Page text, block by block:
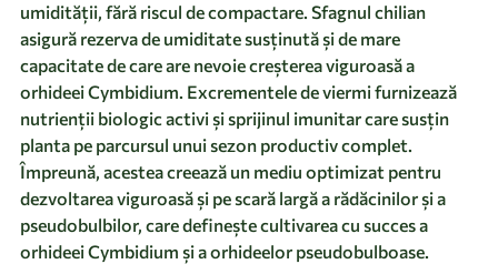
umidității, fără riscul de compactare. Sfagnul chilian
asigură rezerva de umiditate susținută și de mare
capacitate de care are nevoie creșterea viguroasă a
orhideei Cymbidium. Excrementele de viermi furnizează
nutrienții biologic activi și sprijinul imunitar care susțin
planta pe parcursul unui sezon productiv complet.
Împreună, acestea creează un mediu optimizat pentru
dezvoltarea viguroasă și pe scară largă a rădăcinilor și a
pseudobulbilor, care definește cultivarea cu succes a
orhideei Cymbidium și a orhideelor pseudobulboase.